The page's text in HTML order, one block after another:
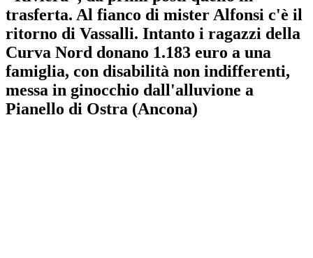
trasferta. Al fianco di mister Alfonsi c'è il
ritorno di Vassalli. Intanto i ragazzi della
Curva Nord donano 1.183 euro a una
famiglia, con disabilità non indifferenti,
messa in ginocchio dall'alluvione a
Pianello di Ostra (Ancona)